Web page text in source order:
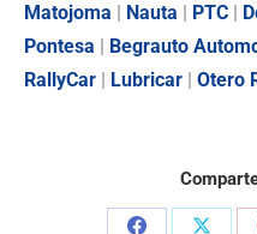
Matojoma | Nauta | PTC |
Pontesa | Begrauto
RallyCar | Lubricar | Otero